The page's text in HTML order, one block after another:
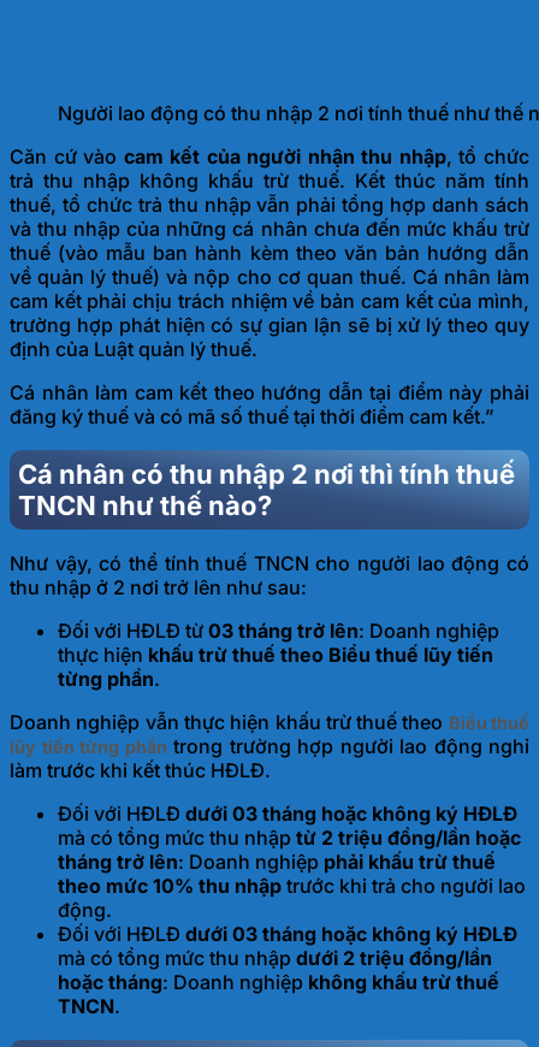
Người lao động có thu nhập 2 nơi tính thuế như thế
Căn cứ vào cam kết của người nhận thu nhập, tổ chức
trả thu nhập không khấu trừ thuế. Kết thúc năm tính
thuế, tổ chức trả thu nhập vẫn phải tổng hợp danh sách
và thu nhập của những cá nhân chưa đến mức khấu trừ
thuế (vào mẫu ban hành kèm theo văn bản hướng dẫn
về quản lý thuế) và nộp cho cơ quan thuế. Cá nhân làm
cam kết phải chịu trách nhiệm về bản cam kết của mình,
trường hợp phát hiện có sự gian lận sẽ bị xử lý theo quy
định của Luật quản lý thuế.
Cá nhân làm cam kết theo hướng dẫn tại điểm này phải
đăng ký thuế và có mã số thuế tại thời điểm cam kết.”
Cá nhân có thu nhập 2 nơi thì tính thuế
TNCN như thế nào?
Như vậy, có thể tính thuế TNCN cho người lao động có
thu nhập ở 2 nơi trở lên như sau:
Đối với HĐLĐ từ 03 tháng trở lên: Doanh nghiệp
thực hiện khấu trừ thuế theo Biểu thuế lũy tiến
từng phần.
Doanh nghiệp vẫn thực hiện khấu trừ thuế theo Biểu thuế
lũy tiến từng phần trong trường hợp người lao động nghỉ
làm trước khi kết thúc HĐLĐ.
Đối với HĐLĐ dưới 03 tháng hoặc không ký HĐLĐ
mà có tổng mức thu nhập từ 2 triệu đồng/lần hoặc
tháng trở lên: Doanh nghiệp phải khấu trừ thuế
theo mức 10% thu nhập trước khi trả cho người lao
động.
Đối với HĐLĐ dưới 03 tháng hoặc không ký HĐLĐ
mà có tổng mức thu nhập dưới 2 triệu đồng/lần
hoặc tháng: Doanh nghiệp không khấu trừ thuế
TNCN.